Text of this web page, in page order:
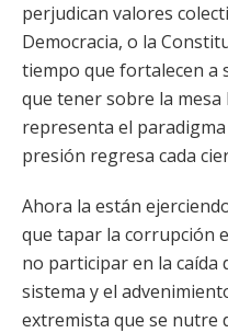
perjudican valores
Democracia, o la
tiempo que fortalecen a
que tener sobre la
representa el
presión regresa cada
Ahora la están
que tapar la corrupción
no participar en la caída
sistema y el
extremista que se nutre